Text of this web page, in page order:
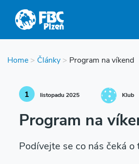
Home > Články > Program na víkend
1 listopadu 2025 Klub
Program na
Podívejte se co nás čeká o